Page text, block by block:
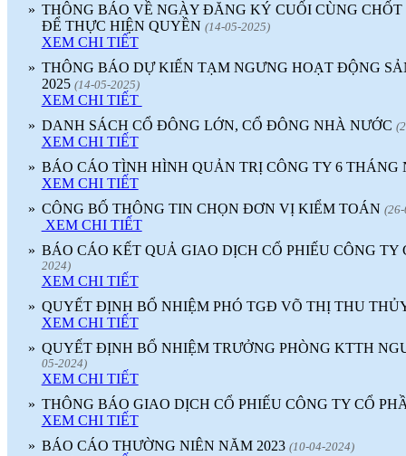
» THÔNG BÁO VỀ NGÀY ĐĂNG KÝ CUỐI CÙNG
ĐỂ THỰC HIỆN QUYỀN (14-05-2025)
XEM CHI TIẾT
» THÔNG BÁO DỰ KIẾN TẠM NGƯNG HOẠT ĐỘNG
2025 (14-05-2025)
XEM CHI TIẾT
» DANH SÁCH CỔ ĐÔNG LỚN, CỔ ĐÔNG NHÀ NƯỚC
XEM CHI TIẾT
» BÁO CÁO TÌNH HÌNH QUẢN TRỊ CÔNG TY 6 THÁNG
XEM CHI TIẾT
» CÔNG BỐ THÔNG TIN CHỌN ĐƠN VỊ KIỂM TOÁN
XEM CHI TIẾT
» BÁO CÁO KẾT QUẢ GIAO DỊCH CỔ PHIẾU CÔNG TY
2024)
XEM CHI TIẾT
» QUYẾT ĐỊNH BỔ NHIỆM PHÓ TGĐ VÕ THỊ THU
XEM CHI TIẾT
» QUYẾT ĐỊNH BỔ NHIỆM TRƯỞNG PHÒNG KTTH
05-2024)
XEM CHI TIẾT
» THÔNG BÁO GIAO DỊCH CỔ PHIẾU CÔNG TY CỔ
XEM CHI TIẾT
» BÁO CÁO THƯỜNG NIÊN NĂM 2023 (10-04-2024)